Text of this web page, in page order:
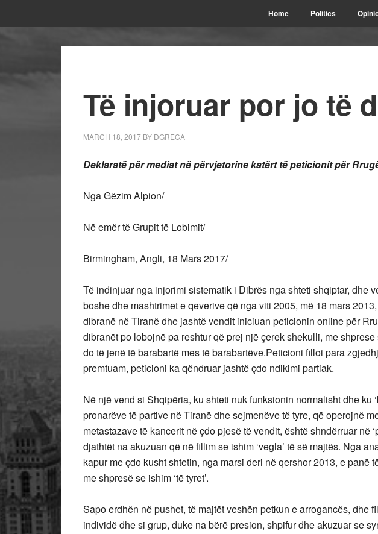
Home Politics
Të injoruar por jo të
MARCH 18, 2017 BY DGRECA
Deklaratë për mediat në përvjetorine katërt të peticionit për
Nga Gëzim Alpion/
Në emër të Grupit të Lobimit/
Birmingham, Angli, 18 Mars 2017/
Të indinjuar nga injorimi sistematik i Dibrës nga shteti shqiptar, dhe
boshe dhe mashtrimet e qeverive që nga viti 2005, më 18 mars
dibranë në Tiranë dhe jashtë vendit iniciuan peticionin online për
dibranët po lobojnë pa reshtur që prej një çerek shekulli, me
do të jenë të barabartë mes të barabartëve.Peticioni filloi para
premtuam, peticioni ka qëndruar jashtë çdo ndikimi partiak.
Në një vend si Shqipëria, ku shteti nuk funksionin normalisht dhe ku
pronarëve të partive në Tiranë dhe sejmenëve të tyre, që operojnë
metastazave të kancerit në çdo pjesë të vendit, është shndërruar në
djathtët na akuzuan që në fillim se ishim ‘vegla’ të së majtës. Nga
kapur me çdo kusht shtetin, nga marsi deri në qershor 2013, e panë
me shpresë se ishim ‘të tyret’.
Sapo erdhën në pushet, të majtët veshën petkun e arrogancës, dhe
individë dhe si grup, duke na bërë presion, shpifur dhe akuzuar se